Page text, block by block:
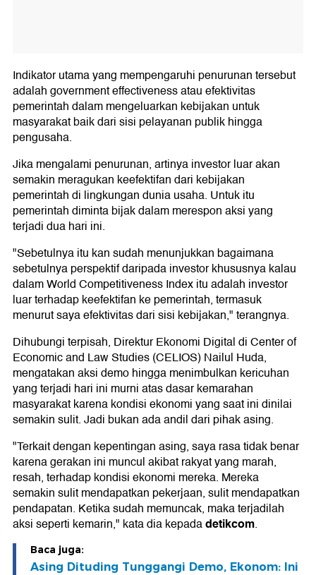
Indikator utama yang mempengaruhi penurunan tersebut
adalah government effectiveness atau efektivitas
pemerintah dalam mengeluarkan kebijakan untuk
masyarakat baik dari sisi pelayanan publik hingga
pengusaha.
Jika mengalami penurunan, artinya investor luar akan
semakin meragukan keefektifan dari kebijakan
pemerintah di lingkungan dunia usaha. Untuk itu
pemerintah diminta bijak dalam merespon aksi yang
terjadi dua hari ini.
"Sebetulnya itu kan sudah menunjukkan bagaimana
sebetulnya perspektif daripada investor khususnya kalau
dalam World Competitiveness Index itu adalah investor
luar terhadap keefektifan ke pemerintah, termasuk
menurut saya efektivitas dari sisi kebijakan," terangnya.
Dihubungi terpisah, Direktur Ekonomi Digital di Center of
Economic and Law Studies (CELIOS) Nailul Huda,
mengatakan aksi demo hingga menimbulkan kericuhan
yang terjadi hari ini murni atas dasar kemarahan
masyarakat karena kondisi ekonomi yang saat ini dinilai
semakin sulit. Jadi bukan ada andil dari pihak asing.
"Terkait dengan kepentingan asing, saya rasa tidak benar
karena gerakan ini muncul akibat rakyat yang marah,
resah, terhadap kondisi ekonomi mereka. Mereka
semakin sulit mendapatkan pekerjaan, sulit mendapatkan
pendapatan. Ketika sudah memuncak, maka terjadilah
aksi seperti kemarin," kata dia kepadadetikcom.
Baca juga:
Asing Dituding Tunggangi Demo, Ekonom: Ini